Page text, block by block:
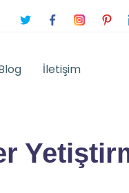
İletişim